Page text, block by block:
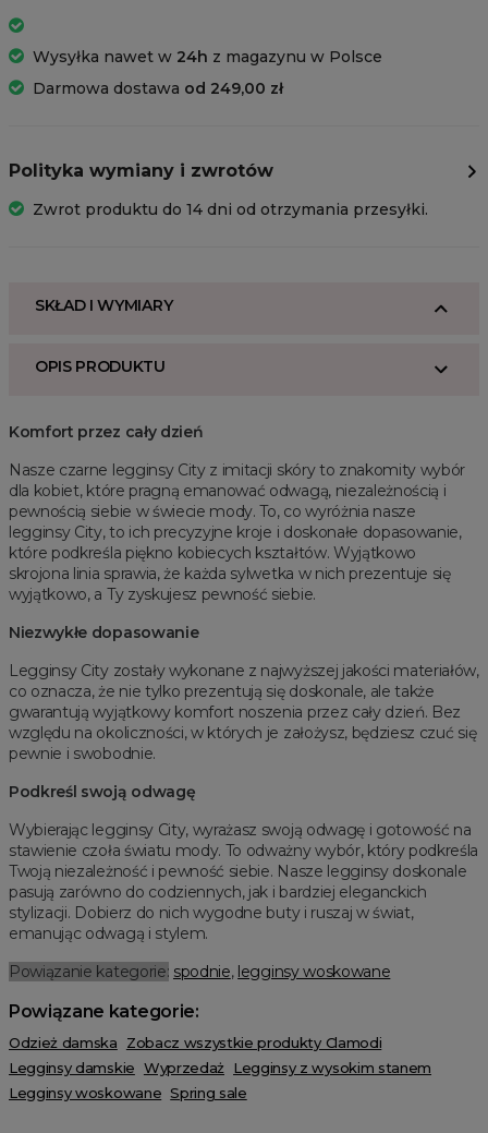
Wysyłka nawet w 24h z magazynu w Polsce
Darmowa dostawa od 249,00 zł
Polityka wymiany i zwrotów
Zwrot produktu do 14 dni od otrzymania przesyłki.
SKŁAD I WYMIARY
OPIS PRODUKTU
Komfort przez cały dzień
Nasze czarne legginsy City z imitacji skóry to znakomity wybór
dla kobiet, które pragną emanować odwagą, niezależnością i
pewnością siebie w świecie mody. To, co wyróżnia nasze
legginsy City, to ich precyzyjne kroje i doskonałe dopasowanie,
które podkreśla piękno kobiecych kształtów. Wyjątkowo
skrojona linia sprawia, że każda sylwetka w nich prezentuje się
wyjątkowo, a Ty zyskujesz pewność siebie.
Niezwykłe dopasowanie
Legginsy City zostały wykonane z najwyższej jakości materiałów,
co oznacza, że nie tylko prezentują się doskonale, ale także
gwarantują wyjątkowy komfort noszenia przez cały dzień. Bez
względu na okoliczności, w których je założysz, będziesz czuć się
pewnie i swobodnie.
Podkreśl swoją odwagę
Wybierając legginsy City, wyrażasz swoją odwagę i gotowość na
stawienie czoła światu mody. To odważny wybór, który podkreśla
Twoją niezależność i pewność siebie. Nasze legginsy doskonale
pasują zarówno do codziennych, jak i bardziej eleganckich
stylizacji. Dobierz do nich wygodne buty i ruszaj w świat,
emanując odwagą i stylem.
Powiązanie kategorie: spodnie, legginsy woskowane
Powiązane kategorie:
Odzież damska
Zobacz wszystkie produkty Clamodi
Legginsy damskie Wyprzedaż Legginsy z wysokim stanem
Legginsy woskowane Spring sale